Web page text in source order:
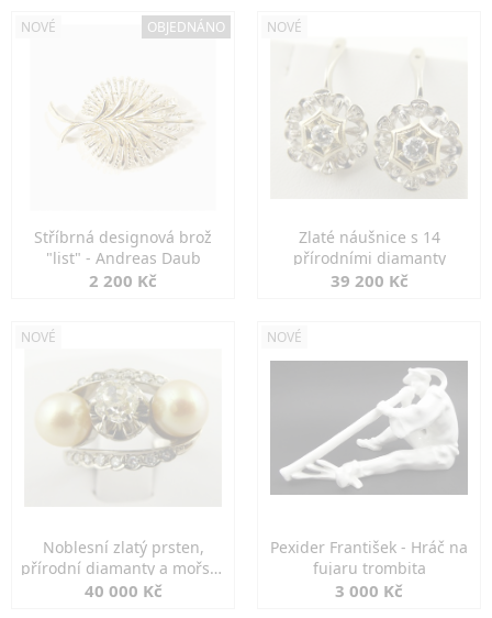
NOVÉ OBJEDNÁNO
Stříbrná designová brož
"list" - Andreas Daub
2 200 Kč
NOVÉ
Zlaté náušnice s 14
přírodními diamanty
39 200 Kč
NOVÉ
Noblesní zlatý prsten,
přírodní diamanty a mořské
perly
40 000 Kč
NOVÉ
Pexider František - Hráč na
fujaru trombita
3 000 Kč